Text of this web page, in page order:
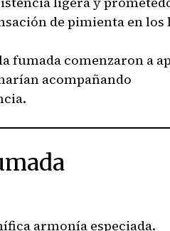
de pimienta en los
fumada comenzaron a
acompañando
armonía especiada.